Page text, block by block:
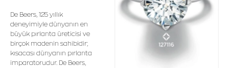
De Beers, 125 yıllık
deneyimiyle dünyanın en
büyük pırlanta üreticisi ve
birçok madenin sahibidir;
kısacası dünyanın pırlanta
imparatorudur. De Beers,